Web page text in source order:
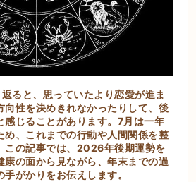
ると、思っていたより恋愛が進ま
向性を決めきれなかったりして、後
感じることがあります。7月は一年
め、これまでの行動や人間関係を整
この記事では、2026年後期運勢を
康の面から見ながら、年末までの過
がかりをお伝えします。